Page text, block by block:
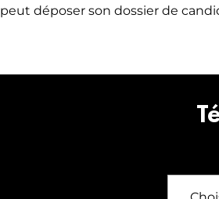
peut déposer son dossier de